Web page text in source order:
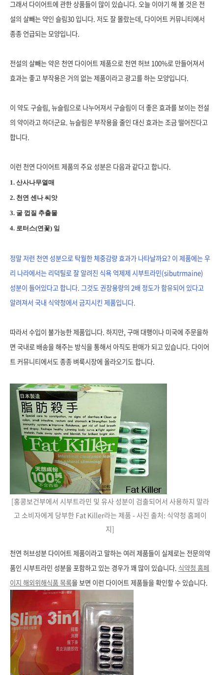
그래서 다이어트에 관한 상품들이 많이 있습니다. 오늘 이야기 해 볼 것은 전
설의 살빼는 약인 슬림30 입니다. 저도 잘 몰랐는데, 다이어트 커뮤니티에서
종종 언급되는 모양입니다.
전설의 살빼는 약은 천연 다이어트 제품으로 천연 허브 100%로 만들어져서
효과는 좋고 부작용은 거의 없는 제품이라고 광고를 하는 모양입니다.
이 약도 구슬림, 뉴슬림으로 나누어져서 구슬림이 더 좋은 효과를 보이는 전설
의 약이라고 하더군요. 뉴슬림은 부작용을 줄인 대신 효과는 조금 떨어진다고
합니다.
이런 천연 다이어트 제품의 주요 성분은 다음과 같다고 합니다.
1. 산사나무열매
2. 천연 센나 씨앗
3. 굴 껍질 추출물
4. 로터스(연꽃) 잎
정말 저런 천연 성분으로 탁월한 체중감량 효과가 나타날까요? 이 제품에는 우
리 나라에서는 리덕틸로 잘 알려진 식욕 억제제 시부트라민(sibutrmaine)
성분이 들어있다고 합니다. 그것도 권장용량의 2배 정도가 함유되어 있다고
알려져서 국내 식약청에서 금지시킨 제품입니다.
따라서 수입이 불가능한 제품입니다. 하지만, 구매 대행이나 미국에 주문을하
면 국내로 배송을 해주는 방식을 통해서 아직도 판매가 되고 있습니다. 다이어
트 커뮤니티에서도 종종 벼룩시장에 올라오기도 합니다.
[홍콩보건부에서 시부트라민 및 유사 성분이 검출되어서 사용하지 말라
고 소비자에게 당부한 Fat Killer라는 제품 - 사진 출처: 식약청 홈페이
지]
천연 허브성분 다이어트 제품이라고 말하는 여러 제품들이 실제로는 전문의약
품인 시부트라민 성분을 포함하고 있는 경우가 꽤 많이 있습니다. 식약청 홈페
이지 해외위해식품 목록을 보면 이런 다이어트 제품들을 확인할 수 있습니다.